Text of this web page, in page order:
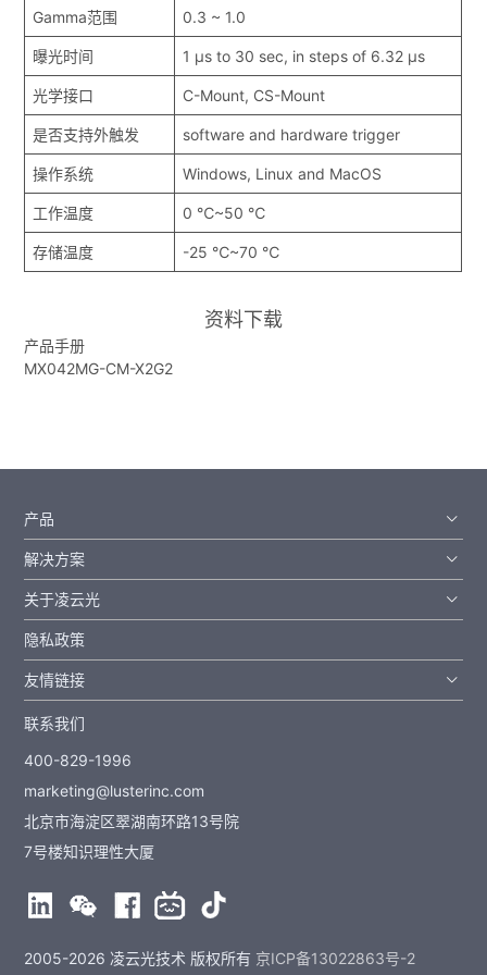
Gamma范围 0.3 ~ 1.0
曝光时间 1 μs to 30 sec, in steps of 6.32 μs
光学接口 C-Mount, CS-Mount
是否支持外触发 software and hardware trigger
操作系统 Windows, Linux and MacOS
工作温度 0 ℃~50 ℃
存储温度 -25 ℃~70 ℃
资料下载
产品手册
MX042MG-CM-X2G2
产品
解决方案
关于凌云光
隐私政策
友情链接
联系我们
400-829-1996
marketing@lusterinc.com
北京市海淀区翠湖南环路13号院
7号楼知识理性大厦
2005-2026 凌云光技术 版权所有 京ICP备13022863号-2